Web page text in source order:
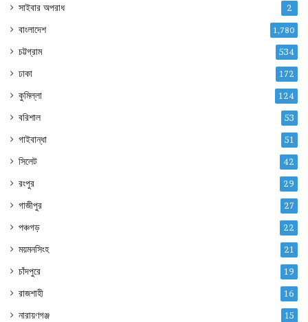
সাইবার অপরাধ 2
বাংলাদেশ 1,780
চট্টগ্রাম 534
ঢাকা 172
কুমিল্লা 124
বরিশাল 53
গাইবান্ধা 51
সিলেট 42
রংপুর 29
গাজীপুর 27
পঞ্চগড় 22
ময়মনসিংহ 21
চাঁদপুরে 19
রাজশাহী 16
নারায়ণগঞ্জ 15